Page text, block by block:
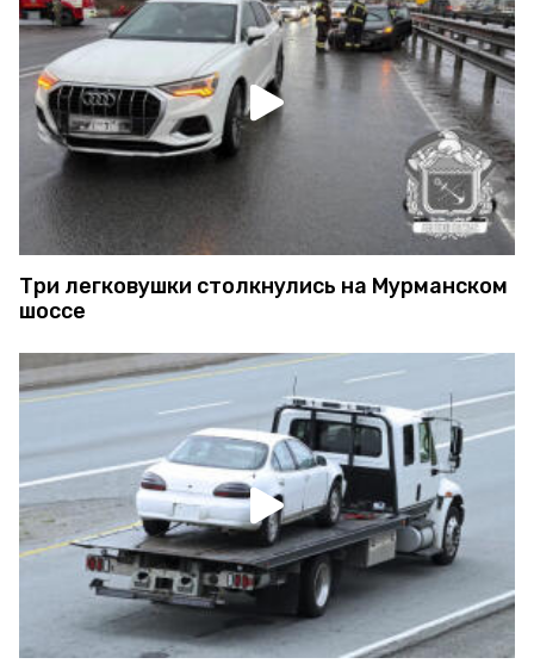
Три легковушки столкнулись на Мурманском
шоссе